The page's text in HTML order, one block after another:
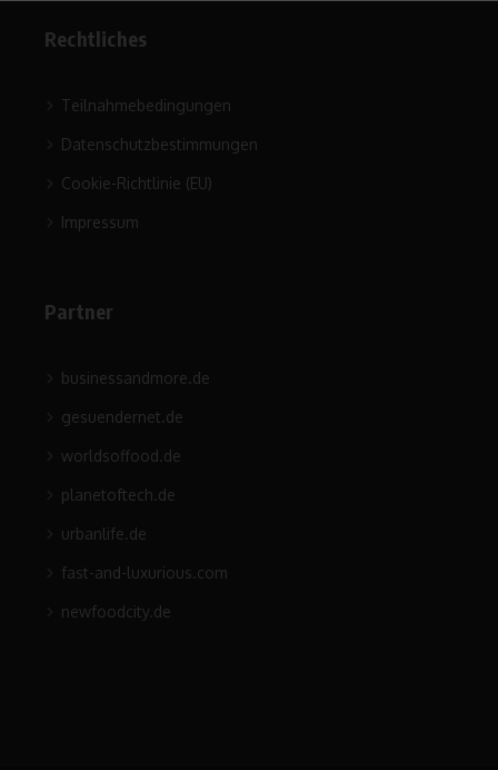
Rechtliches
Teilnahmebedingungen
Datenschutzbestimmungen
Cookie-Richtlinie (EU)
Impressum
Partner
businessandmore.de
gesuendernet.de
worldsoffood.de
planetoftech.de
urbanlife.de
fast-and-luxurious.com
newfoodcity.de